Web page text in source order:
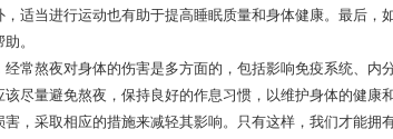
，适当进行运动也有助于提高睡眠质量和身体健康。最后，
。
经常熬夜对身体的伤害是多方面的，包括影响免疫系统、内
该尽量避免熬夜，保持良好的作息习惯，以维护身体的健康
，采取相应的措施来减轻其影响。只有这样，我们才能拥